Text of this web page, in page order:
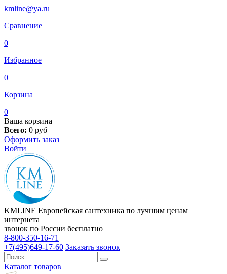
kmline@ya.ru
Сравнение
0
Избранное
0
Корзина
0
Ваша корзина
Всего: 0 руб
Оформить заказ
Войти
KMLINE Европейская сантехника по лучшим ценам
интернета
звонок по России бесплатно
8-800-350-16-71
+7(495)649-17-60 Заказать звонок
Каталог товаров